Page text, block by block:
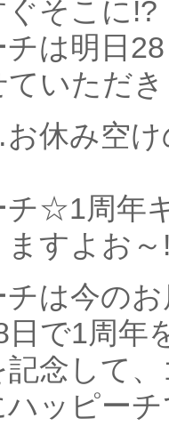
ぐそこに!?
は明日
ていただ
休み空け
チ☆1周年
すよお～
は今の
日で1周年
記念して
ハッピー